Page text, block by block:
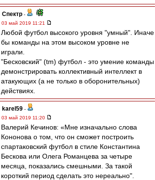
Спектр -
03 май 2019 11:21
Любой футбол высокого уровня "умный". Иначе
бы команды на этом высоком уровне не
играли.
"Бесковский" (tm) футбол - это умение команды
демонстрировать коллективный интеллект в
атакующих (а не только в оборонительных)
действиях.
karel59 -
03 май 2019 11:20
Валерий Кечинов: «Мне изначально слова
Кононова о том, что он сможет построить
спартаковский футбол в стиле Константина
Бескова или Олега Романцева за четыре
месяца, показались смешными. За такой
короткий период сделать это нереально".